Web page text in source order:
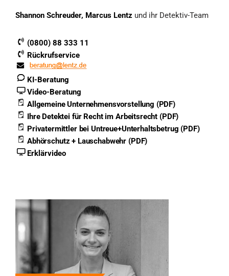
Shannon Schreuder, Marcus Lentz und ihr Detektiv-Team
(0800) 88 333 11
Rückrufservice
KI-Beratung
Video-Beratung
Allgemeine Unternehmensvorstellung (PDF)
Ihre Detektei für Recht im Arbeitsrecht (PDF)
Privatermittler bei Untreue+Unterhaltsbetrug (PDF)
Abhörschutz + Lauschabwehr (PDF)
Erklärvideo